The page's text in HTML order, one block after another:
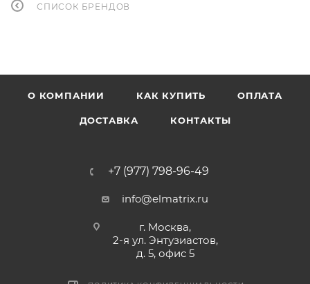
СПИСОК БРЕНДОВ
О КОМПАНИИ КАК КУПИТЬ ОПЛАТА
ДОСТАВКА КОНТАКТЫ
+7 (977) 798-96-49
info@elmatrix.ru
г. Москва,
2-я ул. Энтузиастов,
д. 5, офис 5